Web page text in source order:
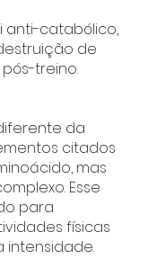
anti-catabólico,
de
treino.
da
citados
mas
Esse
para
físicas
intensidade.